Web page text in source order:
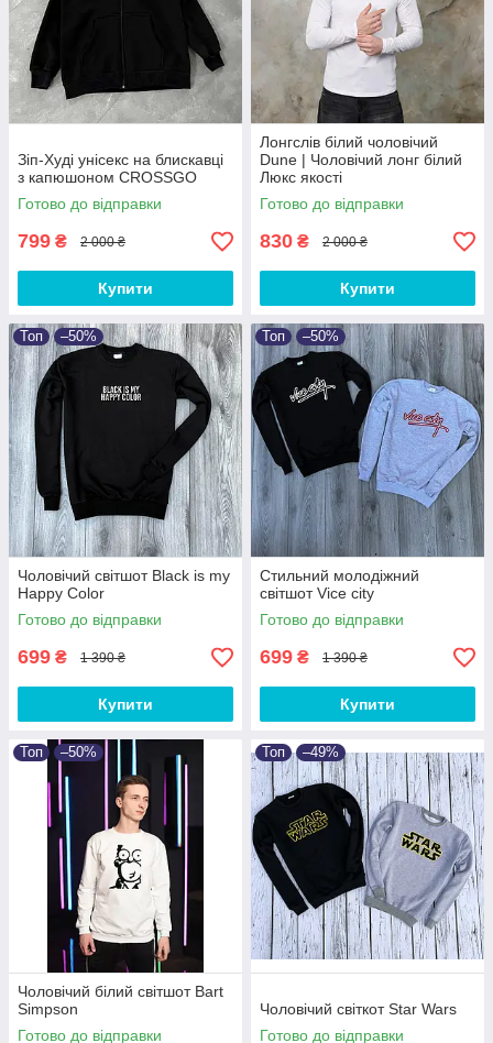
Зіп-Худі унісекс на блискавці
з капюшоном CROSSGO
Готово до відправки
799 ₴ 2 000 ₴
Купити
Лонгслів білий чоловічий
Dune | Чоловічий лонг білий
Люкс якості
Готово до відправки
830 ₴ 2 000 ₴
Купити
Топ –50%
Чоловічий світшот Black is my
Happy Color
Готово до відправки
699 ₴ 1 390 ₴
Купити
Топ –50%
Стильний молодіжний
світшот Vice city
Готово до відправки
699 ₴ 1 390 ₴
Купити
Топ –50%
Чоловічий білий світшот Bart
Simpson
Готово до відправки
Топ –49%
Чоловічий світкот Star Wars
Готово до відправки